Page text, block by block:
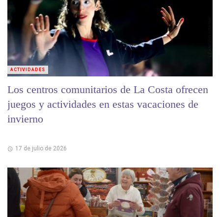
Los centros comunitarios de La Costa ofrecen
juegos y actividades en estas vacaciones de
invierno
17 de julio de 2026
ACTIVIDADES